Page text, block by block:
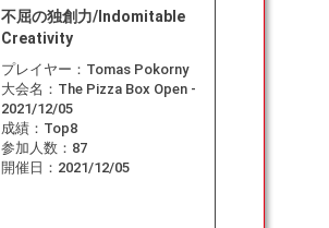
不屈の独創力/Indomitable
Creativity
プレイヤー： Tomas Pokorny
大会名： The Pizza Box Open -
2021/12/05
成績： Top8
参加人数： 87
開催日： 2021/12/05